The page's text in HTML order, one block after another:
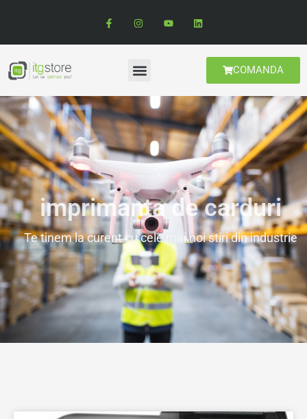
COMANDA
imprimanta de carduri
Te tinem la curent cu cele mai noi stiri din industrie